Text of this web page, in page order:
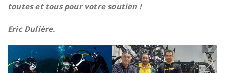
toutes et tous pour votre soutien !
Eric Dulière.